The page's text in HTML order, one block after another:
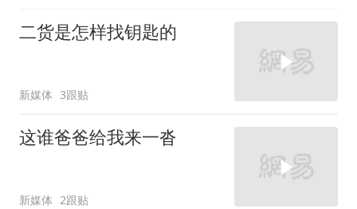
二货是怎样找钥匙的
新媒体 3跟贴
这谁爸爸给我来一沓
新媒体 2跟贴